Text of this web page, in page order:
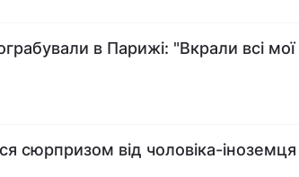
в Парижі: "Вкрали всі мої
сюрпризом від чоловіка-іноземця